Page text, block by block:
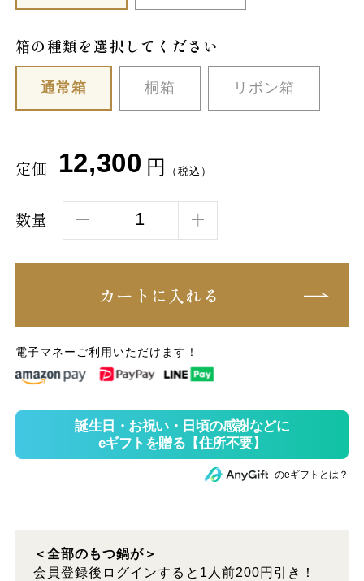
箱の種類を選択してください
通常箱 桐箱 リボン箱
定価 12,300 円 （税込）
数量
カートに入れる
電子マネーご利用いただけます！
のeギフトとは？
＜全部のもつ鍋が＞
会員登録後ログインすると1人前200円引き！